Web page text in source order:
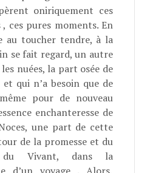
oniriquement ces
ces pures moments. En
au toucher tendre, à la
se fait regard, un autre
nuées, la part osée de
qui n’a besoin que de
pour de nouveau
enchanteresse de
une part de cette
de la promesse et du
du Vivant, dans la